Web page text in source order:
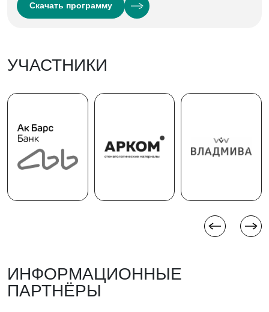
Скачать программу
УЧАСТНИКИ
ИНФОРМАЦИОННЫЕ
ПАРТНЁРЫ